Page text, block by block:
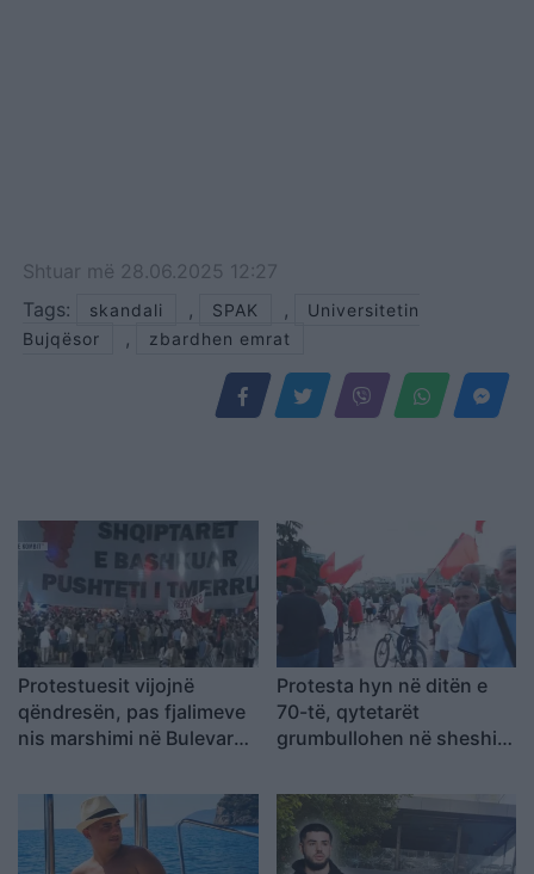
Shtuar më 28.06.2025 12:27
Tags:
skandali , SPAK ,
Universitetin
Bujqësor
, zbardhen emrat
Protestuesit vijojnë
qëndresën, pas fjalimeve
nis marshimi në Bulevard:
Protesta hyn në ditën e
70-të, qytetarët
grumbullohen në sheshin
dorëheqjen!